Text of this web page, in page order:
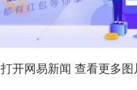
打开网易新闻 查看更多图